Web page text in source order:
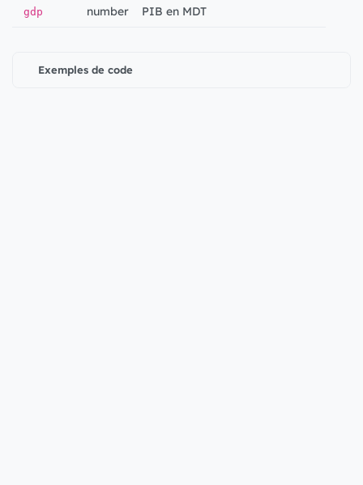
gdp number PIB en MDT
Exemples de code